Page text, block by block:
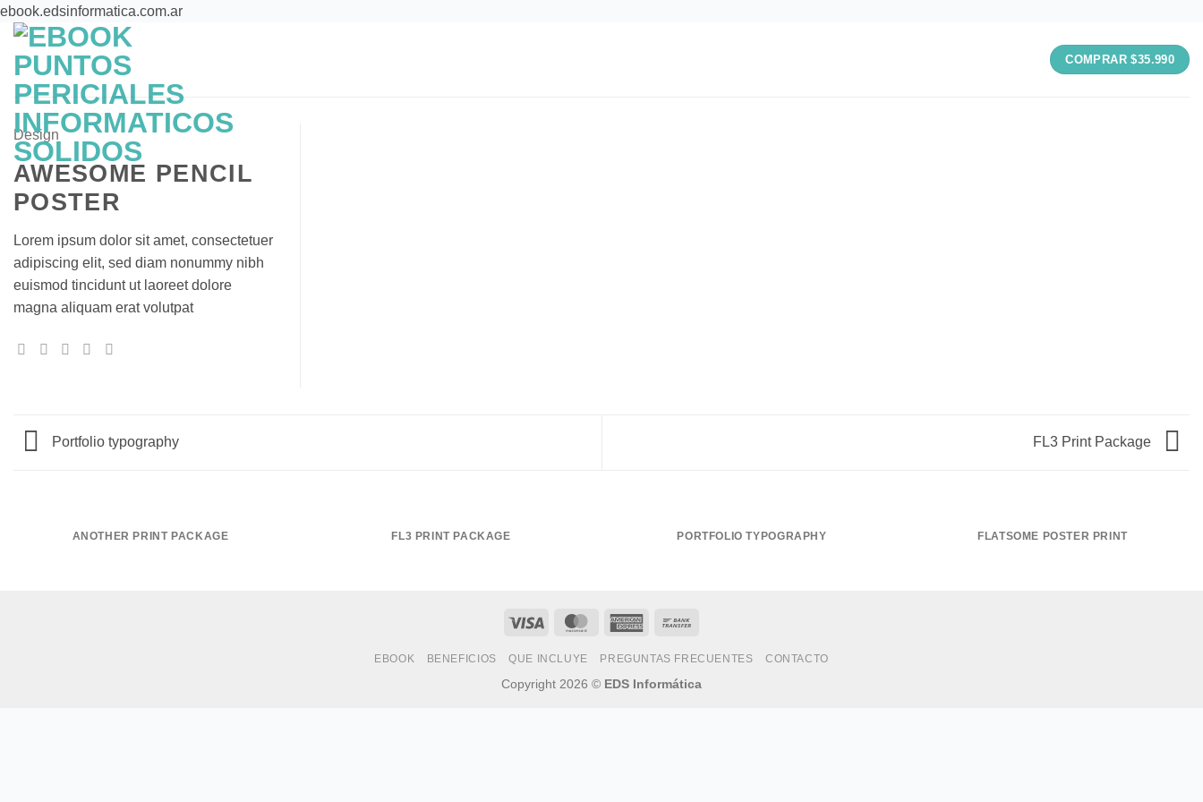
ebook.edsinformatica.com.arSaltar
COMPRAR $35.990
Design
AWESOME PENCIL
POSTER
Lorem ipsum dolor sit amet, consectetuer
adipiscing elit, sed diam nonummy nibh
euismod tincidunt ut laoreet dolore
magna aliquam erat volutpat
Portfolio typography FL3 Print Package
ANOTHER PRINT PACKAGE FL3 PRINT PACKAGE PORTFOLIO TYPOGRAPHY FLATSOME POSTER PRINT
Visa MasterCardAmerican
EBOOK BENEFICIOS QUE INCLUYE PREGUNTAS FRECUENTES CONTACTO
Copyright 2026 © EDS Informática